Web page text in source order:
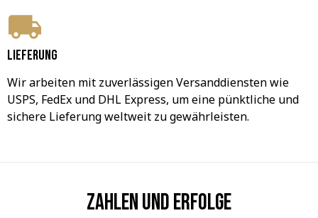
Lieferung
Wir arbeiten mit zuverlässigen Versanddiensten wie
USPS, FedEx und DHL Express, um eine pünktliche und
sichere Lieferung weltweit zu gewährleisten.
Zahlen und Erfolge